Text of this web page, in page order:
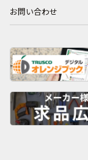
お問い合わせ